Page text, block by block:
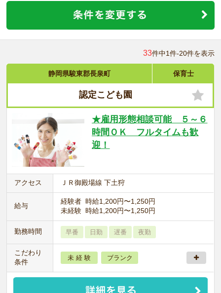
33件中1件-20件を表示
静岡県駿東郡長泉町 保育士
認定こども園
★雇用形態相談可能 ５～６
時間ＯＫ フルタイムも歓
迎！
アクセス ＪＲ御殿場線 下土狩
給与
経験者 時給1,200円〜1,250円
未経験 時給1,200円〜1,250円
勤務時間 早番 日勤 遅番 夜勤
こだわり
条件
未 経 験 ブランク